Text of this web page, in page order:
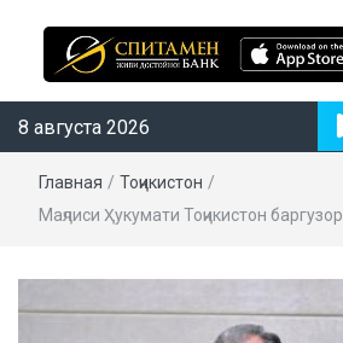
8 августа 2026
Главная / Тоҷикистон /
Маҷлиси Ҳукумати Тоҷикистон